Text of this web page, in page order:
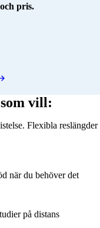
pris.
vill:
Flexibla reslängder
när du behöver det
på distans